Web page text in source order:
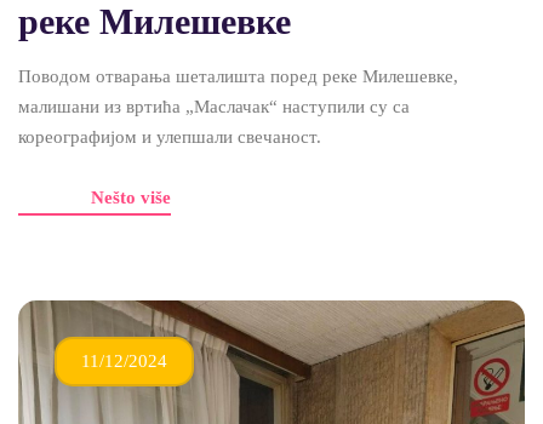
реке Милешевке
Поводом отварања шеталишта поред реке Милешевке,
малишани из вртића „Маслачак“ наступили су са
кореографијом и улепшали свечаност.
Nešto više
11/12/2024